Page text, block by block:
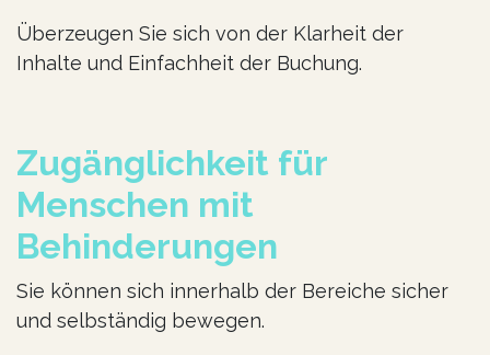
Überzeugen Sie sich von der Klarheit der
Inhalte und Einfachheit der Buchung.
Zugänglichkeit für
Menschen mit
Behinderungen
Sie können sich innerhalb der Bereiche sicher
und selbständig bewegen.